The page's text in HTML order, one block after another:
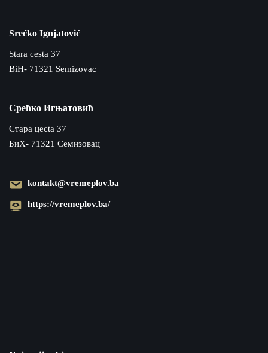
Srećko Ignjatović
Stara cesta 37
BiH- 71321 Semizovac
Срећко Игњатовић
Cтара цecta 37
БиХ- 71321 Семизовац
kontakt@vremeplov.ba
https://vremeplov.ba/